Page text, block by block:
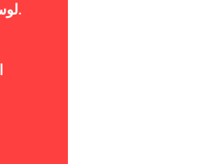
Commercial Trading Centre LTD ، لوساكا ، زامبيا.